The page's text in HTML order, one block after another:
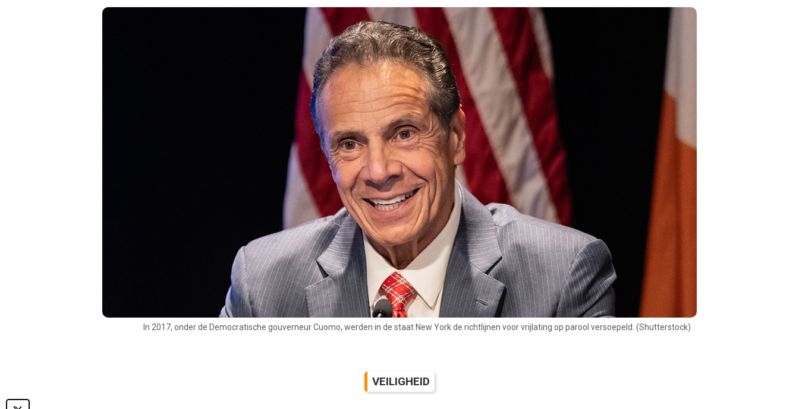
In 2017, onder de Democratische gouverneur Cuomo, werden in de staat New York de richtlijnen voor vrijlating op parool versoepeld. (Shutterstock)
VEILIGHEID